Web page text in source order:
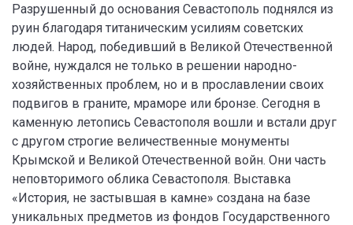
Разрушенный до основания Севастополь поднялся из
руин благодаря титаническим усилиям советских
людей. Народ, победивший в Великой Отечественной
войне, нуждался не только в решении народно-
хозяйственных проблем, но и в прославлении своих
подвигов в граните, мраморе или бронзе. Сегодня в
каменную летопись Севастополя вошли и встали друг
с другом строгие величественные монументы
Крымской и Великой Отечественной войн. Они часть
неповторимого облика Севастополя. Выставка
«История, не застывшая в камне» создана на базе
уникальных предметов из фондов Государственного